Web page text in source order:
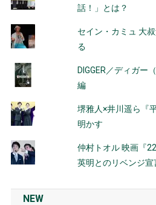
話！」とは？
セイン・カミュ 大
る
DIGGER／ディガー
編
堺雅人×井川遥ら『
明かす
仲村トオル 映画『
英明とのリベンジ宣
NEW